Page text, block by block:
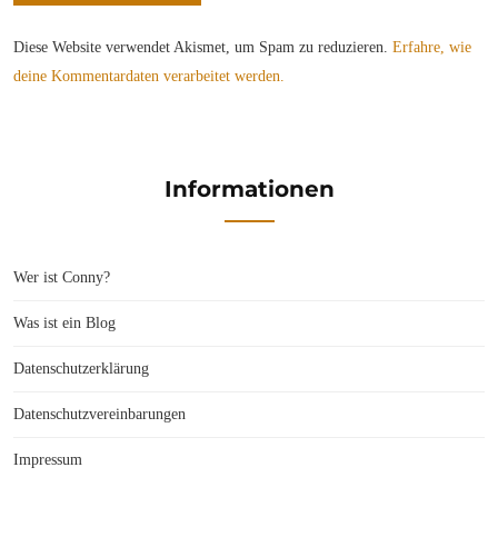
Diese Website verwendet Akismet, um Spam zu reduzieren. Erfahre, wie
deine Kommentardaten verarbeitet werden.
Informationen
Wer ist Conny?
Was ist ein Blog
Datenschutzerklärung
Datenschutzvereinbarungen
Impressum